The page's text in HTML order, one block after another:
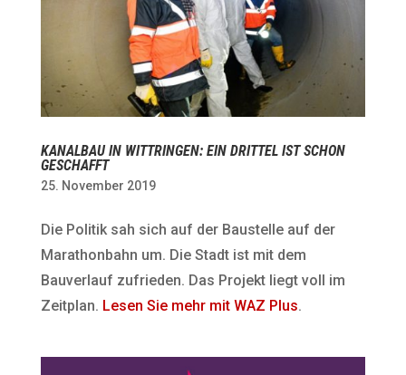
KANALBAU IN WITTRINGEN: EIN DRITTEL IST SCHON
GESCHAFFT
25. November 2019
Die Politik sah sich auf der Baustelle auf der
Marathonbahn um. Die Stadt ist mit dem
Bauverlauf zufrieden. Das Projekt liegt voll im
Zeitplan. Lesen Sie mehr mit WAZ Plus.